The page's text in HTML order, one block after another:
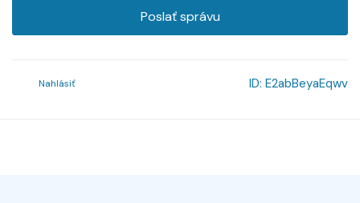
Poslať správu
Nahlásiť ID: E2abBeyaEqwv